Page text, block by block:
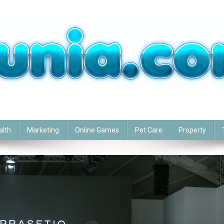
Marketing Online Games Pet Care Property